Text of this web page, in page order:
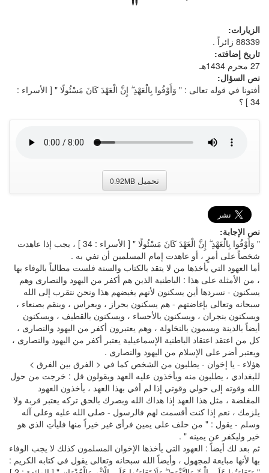
الزيارات:
88339 زائراً .
تاريخ إضافته:
27 محرم 1434هـ
نص السؤال:
أفتونا في قوله تعالى : " وَأَوْفُوا بِالْعَهْدِ ۖ إِنَّ الْعَهْدَ كَانَ مَسْئُولًا " [ الأسراء :
34 ] ؟
تحميل 0.92MB
نص الإجابة:
" وَأَوْفُوا بِالْعَهْدِ ۖ إِنَّ الْعَهْدَ كَانَ مَسْئُولًا " [ الأسراء : 34 ] ، يجب إذا عاهدت
شخصاً على أمرٍ ، أو عاهدت إمام المسلمين أن تفي به .
أما العهود التي يأخذها من لا يتقد بالكتاب والسنة فلست مطالباً بالوفاء بها
، من الأمثلة على هذا : الباطنية الذين هم أكفر من اليهود والنصارى وهم
يسكنون - نسردها أين يسكنون لأنهم يغيضهم هذا ونحن نتقرب إلى الله
سبحانه وتعالى بإغاضتهم - هم يسكنون بحراز ، وبعراس ، وبنقم بصنعاء ،
ويسكنون بنجران ، ويسكنون بالأحساء ، ويسكنون بالقطيف ، ويسكنون
أيضاً بالدينة ويسمون بالنخاولة ، وهم يعتبرون أكفر من اليهود والنصارى ،
كل من اعتقد اعتقاد الباطنية الإسماعيلية يعتبر أكفر من اليهود والنصارى ،
ويعتبر أضر على الإسلام من اليهود والنصارى .
هؤلاء - يا إخوان - يطلبون من الشخص كما في < الفرق بين الفرق >
للبغدادي ، يطلبون منه ويأخذون عليه العهد ويقولون قل : خرجت من حول
الله وقوته إلى حولي وقوتي إذا لم أفي بهذا العهد ، يأخذون العهود
المغلضة ، مثل هذا العهد إذا هداك الله وبصرك بالحق تركه يعتبر قربة ولا
يلزمك ، نعم إذا كنت أقسمت لهم فالرسول - صلى الله عليه وعلى آله
وسلم - يقول : " من حلف على يمين فرأى غير خيراً منها فليأتِ الذي هو
خير وليكفر عن يمينه " .
ثم بعد لك أيضاً : العهود التي يأخذها الإخوان المسلمون كذلك لا يجب الوفاء
بها لأنها مبايعة لمجهول ، وأيضاً الله سبحانه وتعالى يقول في كتابه الكريم :